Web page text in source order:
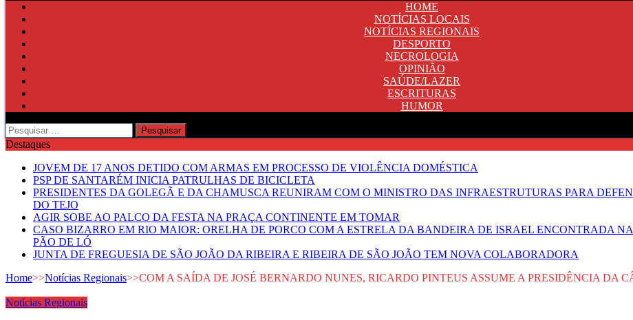
HOME
NOTÍCIAS LOCAIS
NOTÍCIAS REGIONAIS
DESPORTO
NECROLOGIA
OPINIÃO
SAÚDE/LAZER
ESCRITURAS
HUMOR
Pesquisar
por:
Destaques
JOVEM DE 17 ANOS DETIDO COM ARMAS EM PROCESSO DE VIOLÊNCIA DOMÉSTICA
PSP DE SANTARÉM INICIA PATRULHAS DE BICICLETA
PRESIDENTES DA GOLEGÃ E DA CHAMUSCA REUNIRAM COM O MINISTRO DAS INFRAESTRUTURAS PARA
DO TEJO
AGIR SOBE AO PALCO DA FESTA NA PRAÇA CONTINENTE EM TOMAR
CASO BIZARRO EM RIO MAIOR: ORELHA DE PORCO COM A ESTRELA DA BANDEIRA DE ISRAEL ENCONTRADA
PÃO DE LÓ
JUNTA DE FREGUESIA DE SÃO JOÃO DA RIBEIRA E RIBEIRA DE SÃO JOÃO TEM NOVA COLABORADORA
Home>>Notícias Regionais>>COM A SAÍDA DE JOSÉ BERNARDO NUNES, RICARDO PINTEUS ASSUME A PRESIDÊNCIA DA
Notícias Regionais